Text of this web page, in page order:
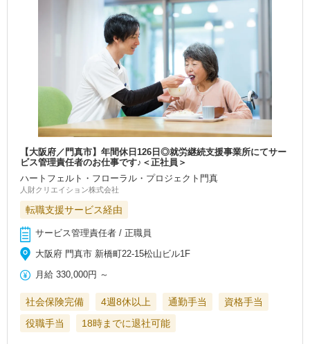
【大阪府／門真市】年間休日126日◎就労継続支援事業所にてサー
ビス管理責任者のお仕事です♪＜正社員＞
ハートフェルト・フローラル・プロジェクト門真
人財クリエイション株式会社
転職支援サービス経由
サービス管理責任者 / 正職員
大阪府 門真市 新橋町22-15松山ビル1F
月給 330,000円 ～
社会保険完備 4週8休以上 通勤手当
資格手当
役職手当
18時までに退社可能